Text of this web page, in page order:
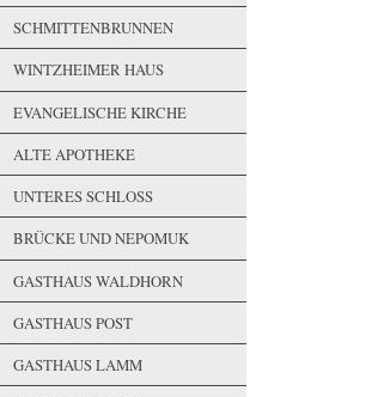
SCHMITTENBRUNNEN
WINTZHEIMER HAUS
EVANGELISCHE KIRCHE
ALTE APOTHEKE
UNTERES SCHLOSS
BRÜCKE UND NEPOMUK
GASTHAUS WALDHORN
GASTHAUS POST
GASTHAUS LAMM